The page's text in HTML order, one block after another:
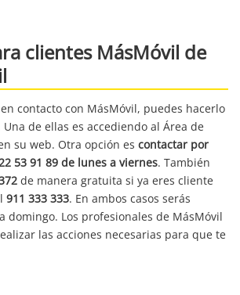
clientes MásMóvil de
contacto con MásMóvil, puedes hacerlo
de ellas es accediendo al Área de
su web. Otra opción es contactar por
53 91 89 de lunes a viernes. También
de manera gratuita si ya eres cliente
911 333 333. En ambos casos serás
domingo. Los profesionales de MásMóvil
las acciones necesarias para que te